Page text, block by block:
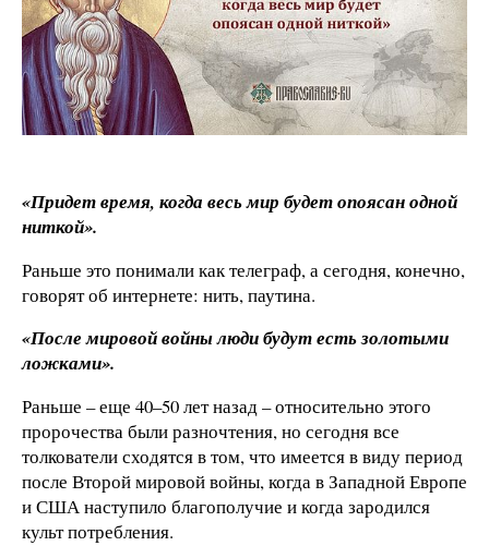
«Придет время, когда весь мир будет опоясан одной
ниткой».
Раньше это понимали как телеграф, а сегодня, конечно,
говорят об интернете: нить, паутина.
«После мировой войны люди будут есть золотыми
ложками».
Раньше – еще 40–50 лет назад – относительно этого
пророчества были разночтения, но сегодня все
толкователи сходятся в том, что имеется в виду период
после Второй мировой войны, когда в Западной Европе
и США наступило благополучие и когда зародился
культ потребления.